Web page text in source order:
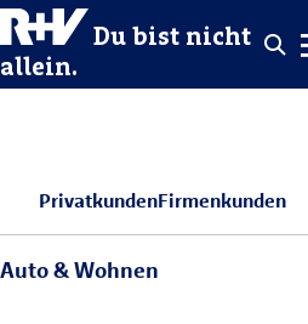
Du bist nicht
allein.
PrivatkundenFirmenkunden
Auto & Wohnen